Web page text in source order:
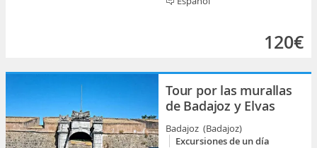
120€
Tour por las murallas
de Badajoz y Elvas
Badajoz (Badajoz)
Excursiones de un día